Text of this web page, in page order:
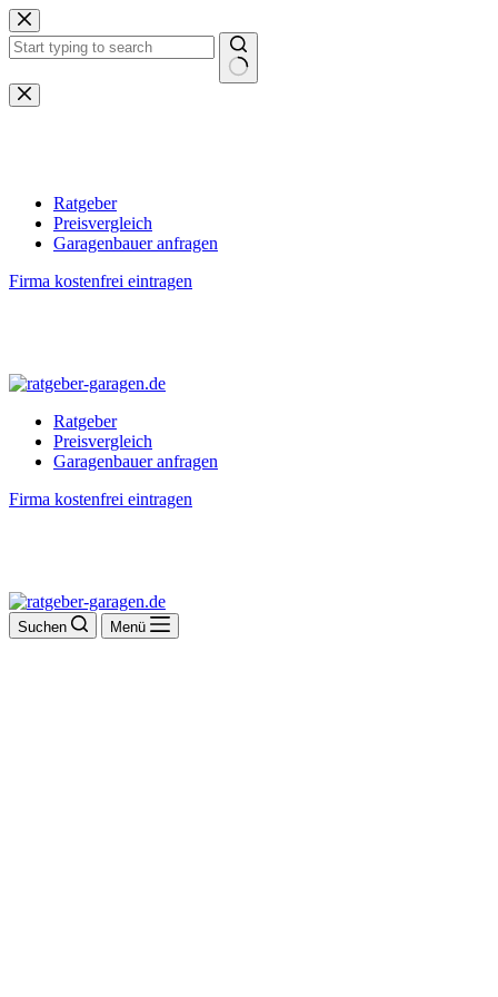
Zum
Inhalt
springen
Keine
Ergebnisse
Ratgeber
Preisvergleich
Garagenbauer anfragen
Firma kostenfrei eintragen
Ratgeber
Preisvergleich
Garagenbauer anfragen
Firma kostenfrei eintragen
Suchen Menü